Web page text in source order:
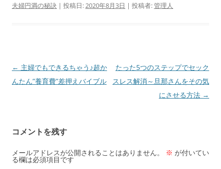
e
o
k
o
n
l
夫婦円満の秘訣 | 投稿日:2020年8月3日 | 投稿者:管理人
投
稿
ー
シ
ョ
← 主婦でもできるちゃう♪超か
んたん”養育費”差押えバイブル
たった5つのステップでセック
スレス解消～旦那さんをその気
にさせる方法 →
コメントを残す
メールアドレスが公開されることはありません。 ※ が付いてい
る欄は必須項目です